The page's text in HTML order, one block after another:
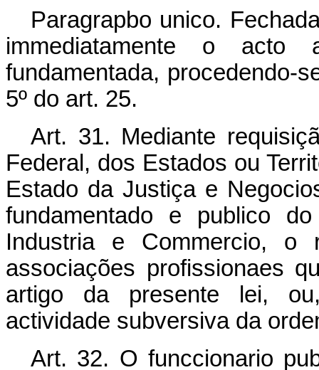
Paragrapbo unico.
immediatamente o
fundamentada, procedendo-
5º do art. 25.
Art. 31. Mediante
Federal, dos Estados ou
Estado da Justiça e
fundamentado e publico
Industria e Commercio, o
associações profissionaes
artigo da presente lei,
actividade subversiva da
Art. 32. O funccionario